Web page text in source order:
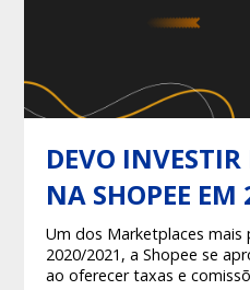
DEVO
NA SHOPEE EM
Um dos Marketplaces mais
2020/2021, a Shopee se
ao oferecer taxas e comissões